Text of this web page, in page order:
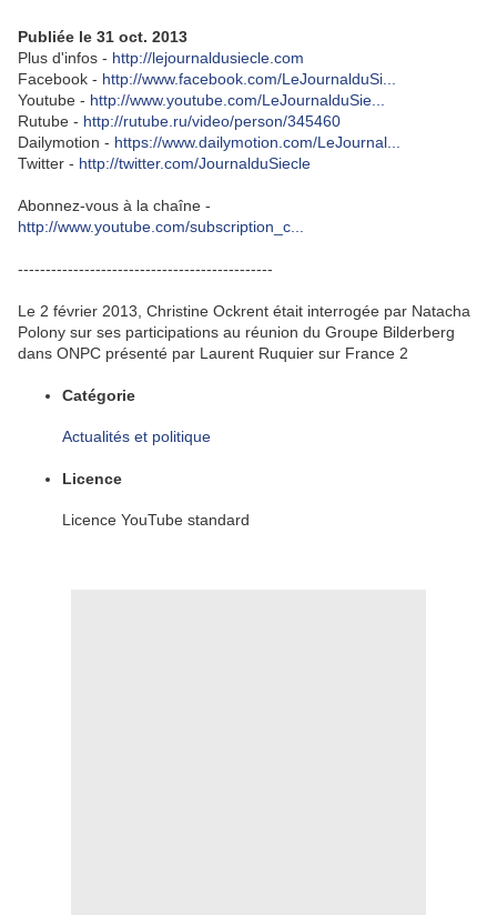
Publiée le 31 oct. 2013
Plus d'infos - http://lejournaldusiecle.com
Facebook - http://www.facebook.com/LeJournalduSi...
Youtube - http://www.youtube.com/LeJournalduSie...
Rutube - http://rutube.ru/video/person/345460
Dailymotion - https://www.dailymotion.com/LeJournal...
Twitter - http://twitter.com/JournalduSiecle
Abonnez-vous à la chaîne -
http://www.youtube.com/subscription_c...
----------------------------------------­­­------
Le 2 février 2013, Christine Ockrent était interrogée par Natacha
Polony sur ses participations au réunion du Groupe Bilderberg
dans ONPC présenté par Laurent Ruquier sur France 2
Catégorie
Actualités et politique
Licence
Licence YouTube standard